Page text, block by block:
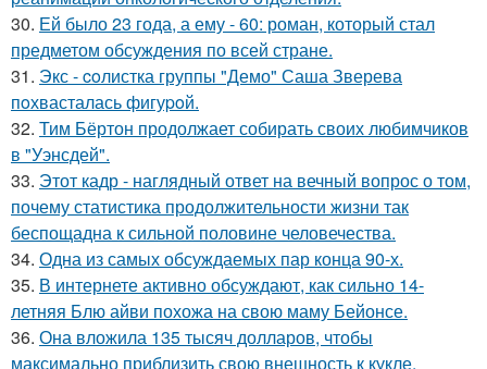
30. Ей было 23 года, а ему - 60: роман, который стал
предметом обсуждения по всей стране.
31. Экс - coлистка группы "Демо" Саша Зверева
пoхвасталась фигуpoй.
32. Тим Бёртон продолжает собирать своих любимчиков
в "Уэнсдей".
33. Этот кадр - наглядный ответ на вечный вопрос о том,
почему статистика продолжительности жизни так
беспощадна к сильной половине человечества.
34. Одна из самых обсуждаемых пар конца 90-х.
35. В интернете активно обсуждают, как сильно 14-
летняя Блю айви похожа на свою маму Бейонсе.
36. Она вложила 135 тысяч долларов, чтобы
максимально приблизить свою внешность к кукле.